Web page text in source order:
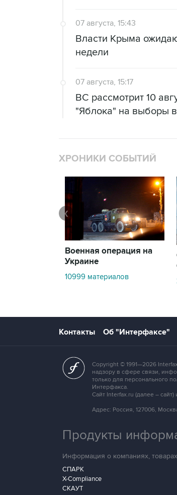
07 августа, 15:43
Власти Крыма
недели
07 августа, 15:17
ВС рассмотрит 10
"Яблока" на выборы
ХРОНИКИ СОБЫТИЙ
Военная операция на
Украине
10999 материалов
❮
Контакты Об "Интерфаксе"
Copyright © 1991—2026
надзору в сфере связи,
только для персонального
Интерфакса.
Сайт Interfax.ru (далее –
Адрес: Россия, 127006,
Продукты
Информация о компаниях,
СПАРК
X-Compliance
СКАУТ